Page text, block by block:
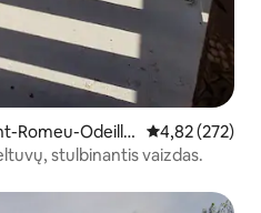
Romeu-Odeillo
Vidutinis
4,82 (272)
stulbinantis vaizdas.